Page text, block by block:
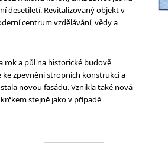
desetiletí. Revitalizovaný objekt v
centrum vzdělávání, vědy a
rok a půl na historické budově
ke zpevnění stropních konstrukcí a
novou fasádu. Vznikla také nová
stejně jako v případě